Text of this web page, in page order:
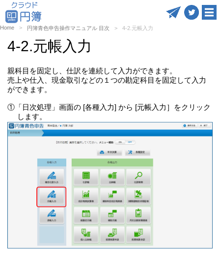
Home 円簿青色申告操作マニュアル 目次 4-2.元帳入力
4-2.元帳入力
親科目を固定し、仕訳を連続して入力ができます。
売上や仕入、現金取引などの１つの勘定科目を固定して入力
ができます。
①「日次処理」画面の [各種入力] から [元帳入力］をクリック
します。